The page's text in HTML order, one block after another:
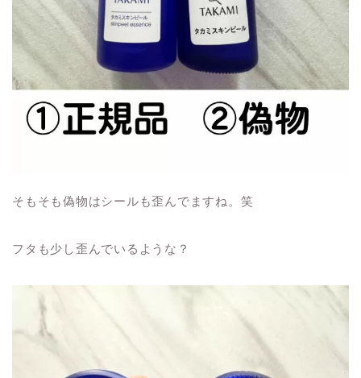
そもそも偽物はシールも歪んでますね。笑
フタも少し歪んでいるような？